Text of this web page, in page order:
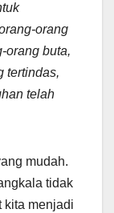
orang
orang buta,
tertindas,
telah
mudah.
tidak
kita menjadi